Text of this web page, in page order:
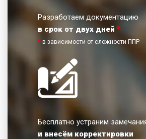
Разработаем документацию
в срок от двух дней *
* в зависимости от сложности ППР
Бесплатно устраним
и внесём корректировки